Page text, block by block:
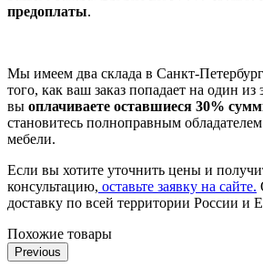
предоплаты.
Мы имеем два склада в Санкт-
того, как ваш заказ попадает на один из
вы оплачиваете оставшиеся 30%
становитесь полноправным
мебели.
Если вы хотите уточнить цены и
консультацию, оставьте заявку на сайте.
доставку по всей территории России и
Похожие товары
Previous